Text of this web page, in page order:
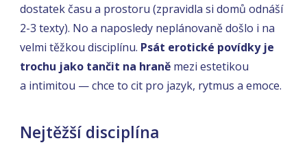
dostatek času a prostoru (zpravidla si domů odnáší
2-3 texty). No a naposledy neplánovaně došlo i na
velmi těžkou disciplínu. Psát erotické povídky je
trochu jako tančit na hraně mezi estetikou
a intimitou — chce to cit pro jazyk, rytmus a emoce.
Nejtěžší disciplína